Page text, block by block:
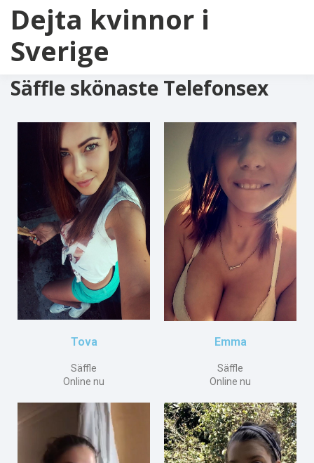
Dejta kvinnor i
Sverige
Säffle skönaste Telefonsex
Tova
Säffle
Online nu
Emma
Säffle
Online nu